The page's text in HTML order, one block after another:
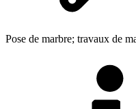
Pose de marbre; travaux de